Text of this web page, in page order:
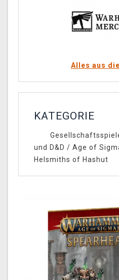
Alles aus
KATEGORIE
und D&D / Age of
Helsmiths of Hashut